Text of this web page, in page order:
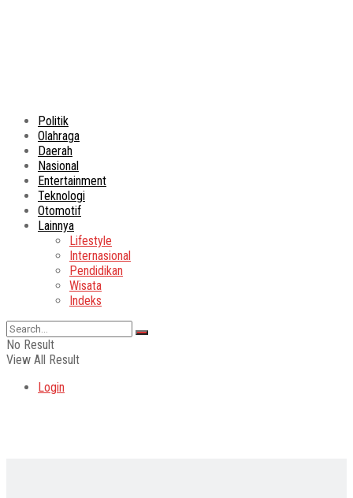
Politik
Olahraga
Daerah
Nasional
Entertainment
Teknologi
Otomotif
Lainnya
Lifestyle
Internasional
Pendidikan
Wisata
Indeks
No Result
View All Result
Login